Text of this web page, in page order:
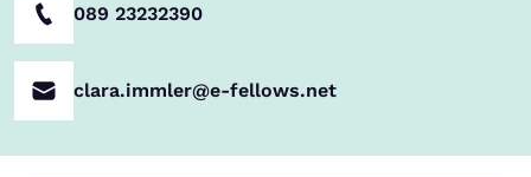
089 23232390
clara.immler@e-fellows.net